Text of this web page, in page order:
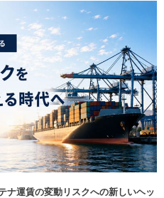
ナ運賃の変動リスクへの新しいヘッ